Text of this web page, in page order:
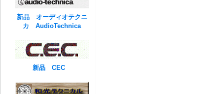
新品 オーディオテクニ
カ AudioTechnica
新品 CEC